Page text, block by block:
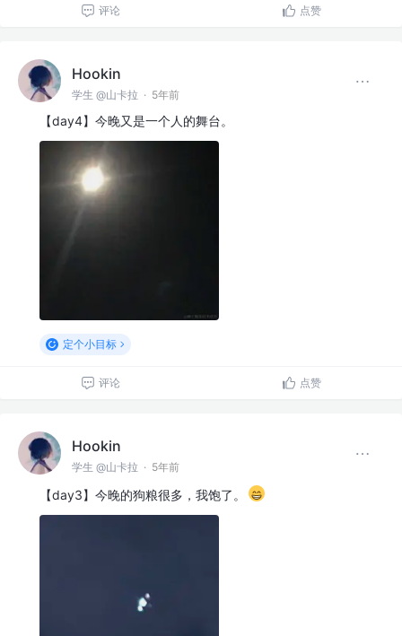
评论 点赞
Hookin
学生 @山卡拉 · 5年前
【day4】今晚又是一个人的舞台。
定个小目标
评论 点赞
Hookin
学生 @山卡拉 · 5年前
【day3】今晚的狗粮很多，我饱了。